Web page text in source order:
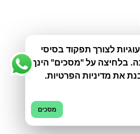
לצורך תפקוד בסיסי
בלחיצה על "מסכים" הינך
את מדיניות הפרטיות.
מסכים